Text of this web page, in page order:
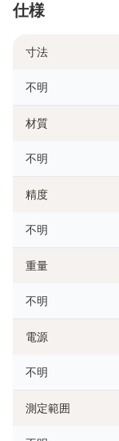
仕様
寸法
不明
材質
不明
精度
不明
重量
不明
電源
不明
測定範囲